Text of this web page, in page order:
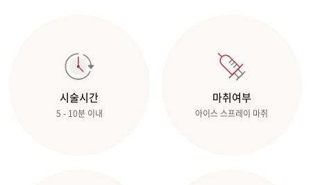
시술시간
5 - 10분 이내
마취여부
아이스 스프레이 마취